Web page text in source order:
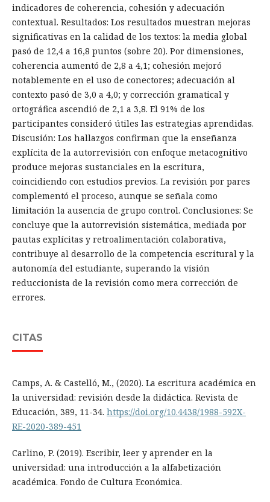
indicadores de coherencia, cohesión y adecuación
contextual. Resultados: Los resultados muestran mejoras
significativas en la calidad de los textos: la media global
pasó de 12,4 a 16,8 puntos (sobre 20). Por dimensiones,
coherencia aumentó de 2,8 a 4,1; cohesión mejoró
notablemente en el uso de conectores; adecuación al
contexto pasó de 3,0 a 4,0; y corrección gramatical y
ortográfica ascendió de 2,1 a 3,8. El 91% de los
participantes consideró útiles las estrategias aprendidas.
Discusión: Los hallazgos confirman que la enseñanza
explícita de la autorrevisión con enfoque metacognitivo
produce mejoras sustanciales en la escritura,
coincidiendo con estudios previos. La revisión por pares
complementó el proceso, aunque se señala como
limitación la ausencia de grupo control. Conclusiones: Se
concluye que la autorrevisión sistemática, mediada por
pautas explícitas y retroalimentación colaborativa,
contribuye al desarrollo de la competencia escritural y la
autonomía del estudiante, superando la visión
reduccionista de la revisión como mera corrección de
errores.
CITAS
Camps, A. & Castelló, M., (2020). La escritura académica en
la universidad: revisión desde la didáctica. Revista de
Educación, 389, 11-34. https://doi.org/10.4438/1988-592X-
RE-2020-389-451
Carlino, P. (2019). Escribir, leer y aprender en la
universidad: una introducción a la alfabetización
académica. Fondo de Cultura Económica.